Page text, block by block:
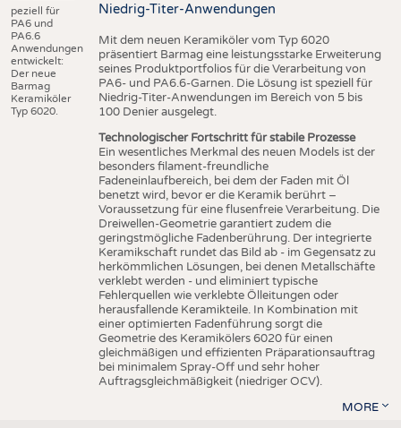
peziell für
PA6 und
PA6.6
Anwendungen
entwickelt:
Der neue
Barmag
Keramiköler
Typ 6020.
Niedrig-Titer-Anwendungen
Mit dem neuen Keramiköler vom Typ 6020
präsentiert Barmag eine leistungsstarke Erweiterung
seines Produktportfolios für die Verarbeitung von
PA6- und PA6.6-Garnen. Die Lösung ist speziell für
Niedrig-Titer-Anwendungen im Bereich von 5 bis
100 Denier ausgelegt.
Technologischer Fortschritt für stabile Prozesse
Ein wesentliches Merkmal des neuen Models ist der
besonders filament-freundliche
Fadeneinlaufbereich, bei dem der Faden mit Öl
benetzt wird, bevor er die Keramik berührt –
Voraussetzung für eine flusenfreie Verarbeitung. Die
Dreiwellen-Geometrie garantiert zudem die
geringstmögliche Fadenberührung. Der integrierte
Keramikschaft rundet das Bild ab - im Gegensatz zu
herkömmlichen Lösungen, bei denen Metallschäfte
verklebt werden - und eliminiert typische
Fehlerquellen wie verklebte Ölleitungen oder
herausfallende Keramikteile. In Kombination mit
einer optimierten Fadenführung sorgt die
Geometrie des Keramikölers 6020 für einen
gleichmäßigen und effizienten Präparationsauftrag
bei minimalem Spray-Off und sehr hoher
Auftragsgleichmäßigkeit (niedriger OCV).
MORE